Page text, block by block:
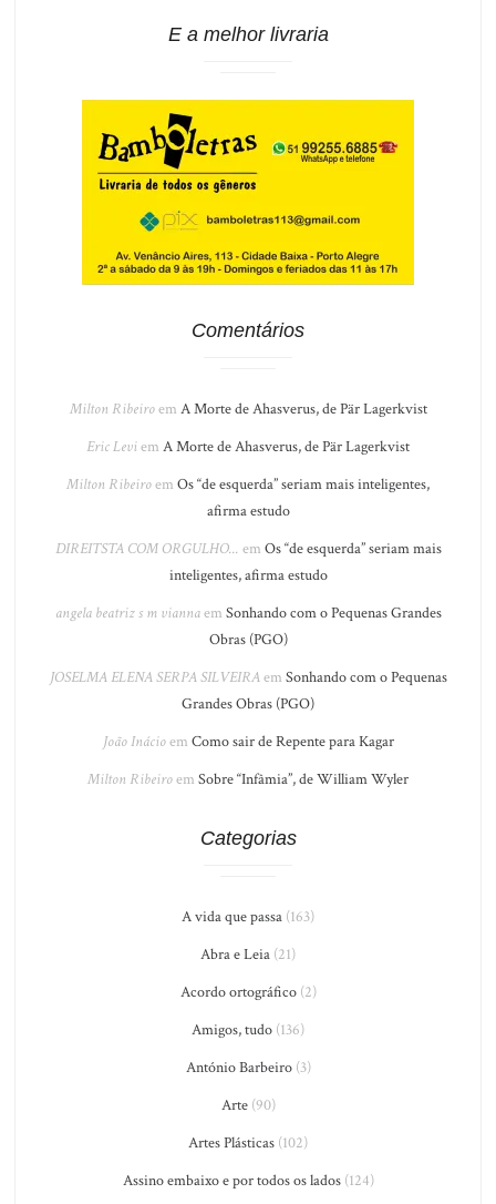
E a melhor livraria
Comentários
Milton Ribeiroem A Morte de Ahasverus, de Pär Lagerkvist
Eric Leviem A Morte de Ahasverus, de Pär Lagerkvist
Milton Ribeiroem Os “de esquerda” seriam mais inteligentes,
afirma estudo
DIREITSTA COM ORGULHO... em Os “de esquerda” seriam mais
inteligentes, afirma estudo
angela beatriz s m viannaem Sonhando com o Pequenas Grandes
Obras (PGO)
JOSELMA ELENA SERPA SILVEIRAem Sonhando com o Pequenas
Grandes Obras (PGO)
João Inácioem Como sair de Repente para Kagar
Milton Ribeiroem Sobre “Infâmia”, de William Wyler
Categorias
A vida que passa (163)
Abra e Leia (21)
Acordo ortográfico(2)
Amigos, tudo (136)
António Barbeiro(3)
Arte(90)
Artes Plásticas (102)
Assino embaixo e por todos os lados(124)